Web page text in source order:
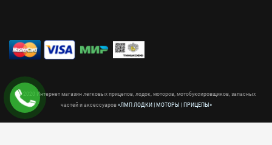
© 2020 Интернет магазин легковых прицепов, лодок, моторов, мотобуксировщиков, запасных
частей и аксессуаров«ЛМП ЛОДКИ | МОТОРЫ | ПРИЦЕПЫ»